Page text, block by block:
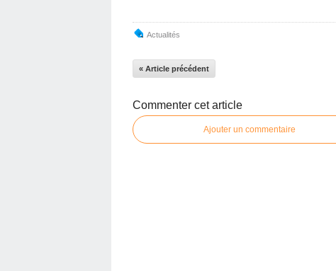
Actualités
« Article précédent
Commenter cet article
Ajouter un commentaire